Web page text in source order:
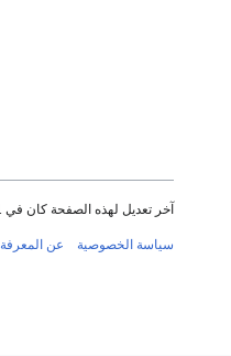
آخر تعديل لهذه الصفحة كان في 05:51, 19 سبتمبر 2009.
سياسة الخصوصية عن المعرفة